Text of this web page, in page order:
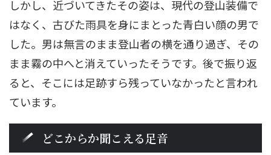
しかし、近づいてきたその姿は、現代の登山装備で
はなく、古びた雨具を身にまとった青白い顔の男で
した。男は無言のまま登山者の横を通り過ぎ、その
まま霧の中へと消えていったそうです。後で振り返
ると、そこには足跡すら残っていなかったと言われ
ています。
どこからか聞こえる足音